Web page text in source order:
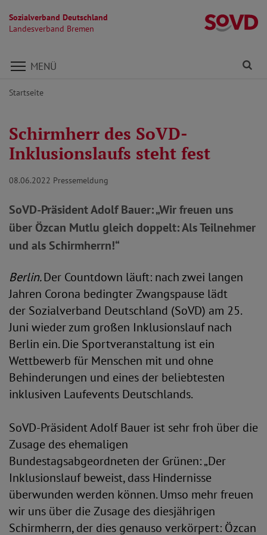
Sozialverband Deutschland
Landesverband Bremen
Direkt zu den Inhalten springen
MENÜ
Startseite
Schirmherr des SoVD-
Inklusionslaufs steht fest
08.06.2022 Pressemeldung
SoVD-Präsident Adolf Bauer: „Wir freuen uns
über Özcan Mutlu gleich doppelt: Als Teilnehmer
und als Schirmherrn!“
Berlin.Der Countdown läuft: nach zwei langen
Jahren Corona bedingter Zwangspause lädt
der Sozialverband Deutschland (SoVD) am 25.
Juni wieder zum großen Inklusionslauf nach
Berlin ein. Die Sportveranstaltung ist ein
Wettbewerb für Menschen mit und ohne
Behinderungen und eines der beliebtesten
inklusiven Laufevents Deutschlands.
SoVD-Präsident Adolf Bauer ist sehr froh über die
Zusage des ehemaligen
Bundestagsabgeordneten der Grünen: „Der
Inklusionslauf beweist, dass Hindernisse
überwunden werden können. Umso mehr freuen
wir uns über die Zusage des diesjährigen
Schirmherrn, der dies genauso verkörpert: Özcan